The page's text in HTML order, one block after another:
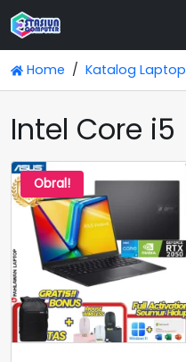
Home Katalog Laptop
Intel Core i5
Obral!